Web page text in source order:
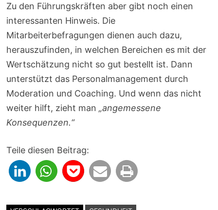
Zu den Führungskräften aber gibt noch einen
interessanten Hinweis. Die
Mitarbeiterbefragungen dienen auch dazu,
herauszufinden, in welchen Bereichen es mit der
Wertschätzung nicht so gut bestellt ist. Dann
unterstützt das Personalmanagement durch
Moderation und Coaching. Und wenn das nicht
weiter hilft, zieht man„angemessene
Konsequenzen.“
Teile diesen Beitrag: